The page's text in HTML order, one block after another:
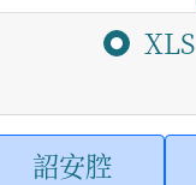
XLS
詔安腔